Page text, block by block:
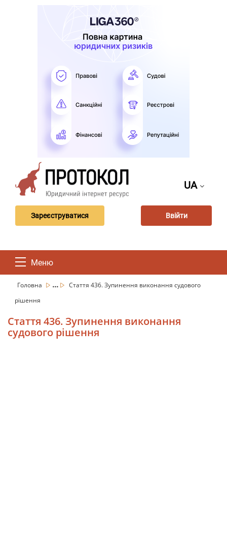
UA
Зареєструватися Ввійти
Меню
Головна ...
Стаття 436. Зупинення виконання судового
рішення
Стаття 436. Зупинення виконання
судового рішення